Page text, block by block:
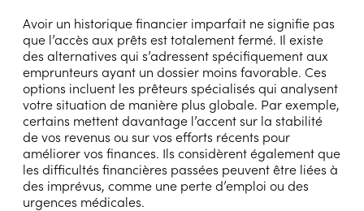
Avoir un historique financier imparfait ne signifie pas
que l’accès aux prêts est totalement fermé. Il existe
des alternatives qui s’adressent spécifiquement aux
emprunteurs ayant un dossier moins favorable. Ces
options incluent les prêteurs spécialisés qui analysent
votre situation de manière plus globale. Par exemple,
certains mettent davantage l’accent sur la stabilité
de vos revenus ou sur vos efforts récents pour
améliorer vos finances. Ils considèrent également que
les difficultés financières passées peuvent être liées à
des imprévus, comme une perte d’emploi ou des
urgences médicales.